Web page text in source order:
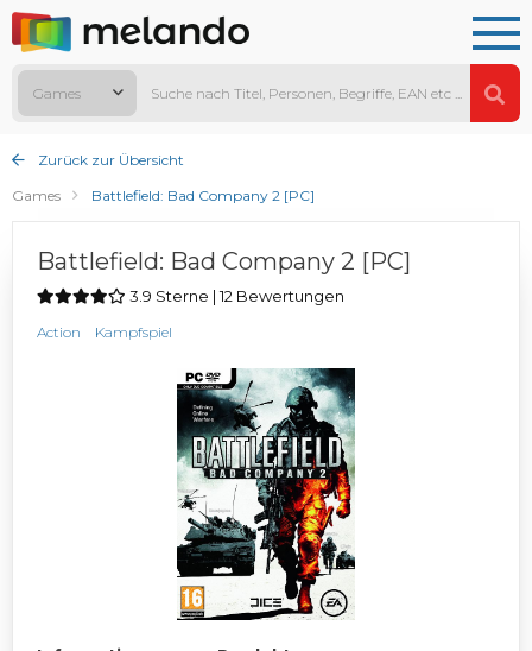
Games
Zurück zur Übersicht
Games
Battlefield: Bad Company 2 [PC]
Battlefield: Bad Company 2 [PC]
3.9 Sterne | 12 Bewertungen
Action Kampfspiel